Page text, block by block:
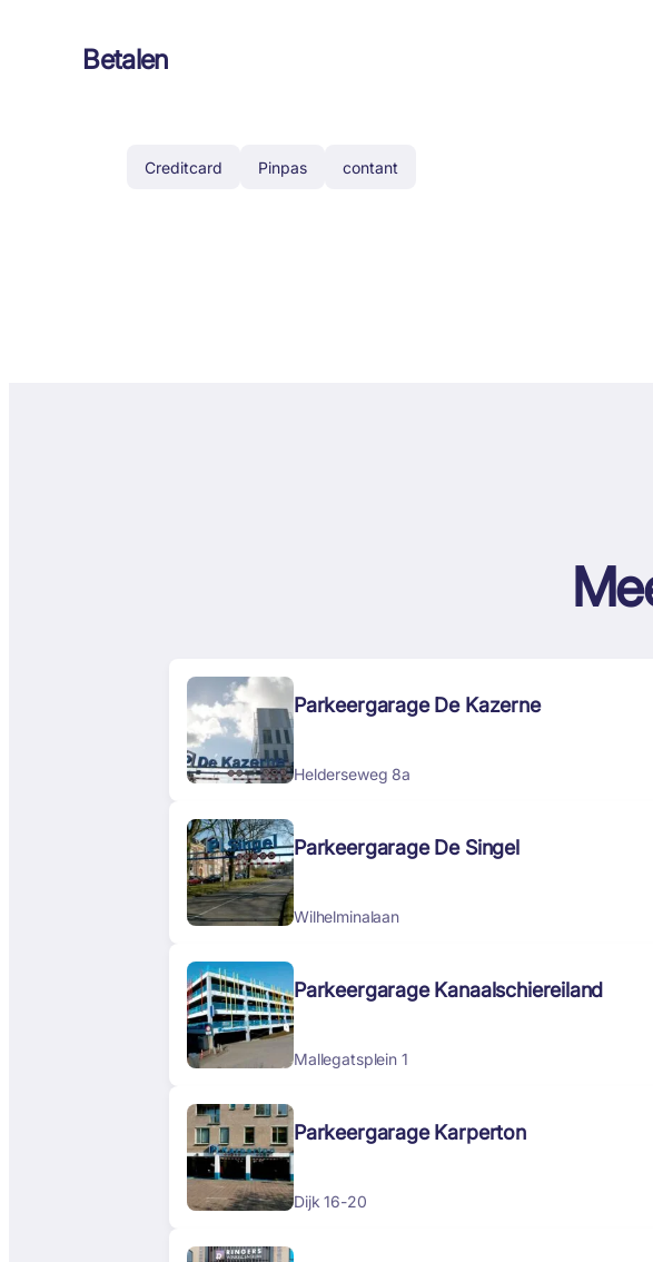
Betalen
Creditcard Pinpas contant
Parkeergarage De Kazerne
Helderseweg 8a
Parkeergarage De Singel
Wilhelminalaan
Parkeergarage Kanaalschiereiland
Mallegatsplein 1
Parkeergarage Karperton
Dijk 16-20